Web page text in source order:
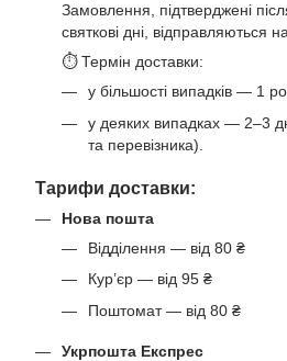
Замовлення, підтверджені
святкові дні, відправляються
⏱ Термін доставки:
у більшості випадків — 1
у деяких випадках — 2–3
та перевізника).
Тарифи доставки:
Нова пошта
Відділення — від 80 ₴
Кур’єр — від 95 ₴
Поштомат — від 80 ₴
Укрпошта Експрес